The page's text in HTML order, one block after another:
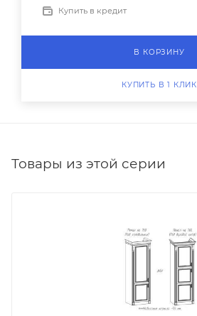
Купить в кредит
В КОРЗИНУ
КУПИТЬ В 1 КЛИК
Товары из этой серии